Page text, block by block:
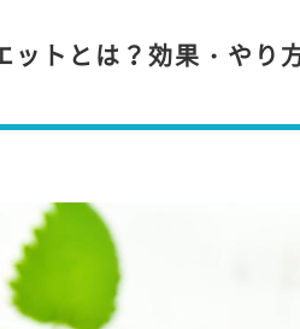
ットとは？効果・やり